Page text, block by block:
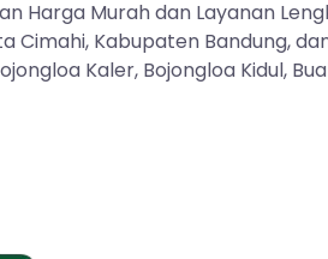
Harga Murah dan Layanan
Cimahi, Kabupaten Bandung,
Kaler, Bojongloa Kidul,